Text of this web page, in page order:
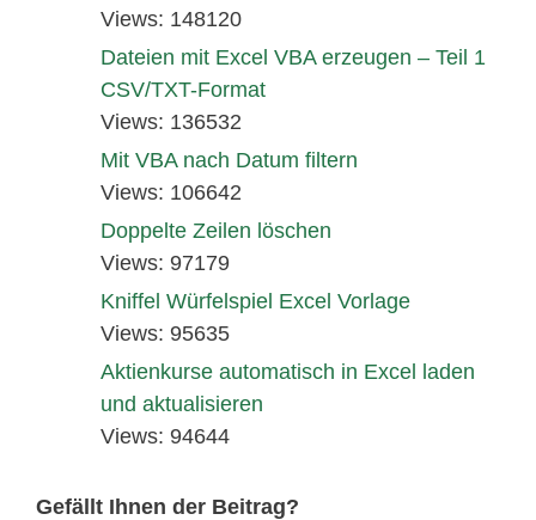
Views: 148120
Dateien mit Excel VBA erzeugen – Teil 1
CSV/TXT-Format
Views: 136532
Mit VBA nach Datum filtern
Views: 106642
Doppelte Zeilen löschen
Views: 97179
Kniffel Würfelspiel Excel Vorlage
Views: 95635
Aktienkurse automatisch in Excel laden
und aktualisieren
Views: 94644
Gefällt Ihnen der Beitrag?